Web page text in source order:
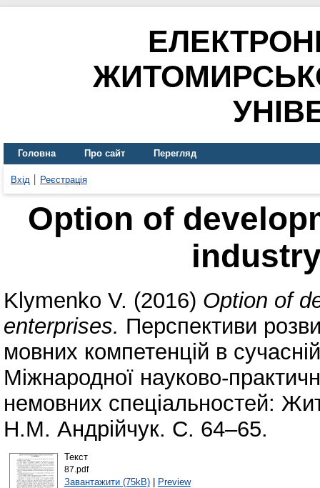
Головна Про сайт Перегляд
Вхід Реєстрація
Option of
Klymenko V. (2016) Option of
enterprises. Перспективи
мовних компетенцій в
Міжнародної науково-
немовних спеціальностей:
Н.М. Андрійчук. С. 64–65.
Текст
87.pdf
Завантажити (75kB)| Preview